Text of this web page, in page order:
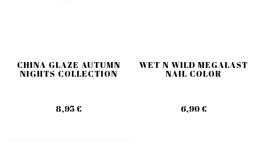
CHINA GLAZE AUTUMN
NIGHTS COLLECTION
8,95 €
WET N WILD MEGALAST
NAIL COLOR
6,90 €